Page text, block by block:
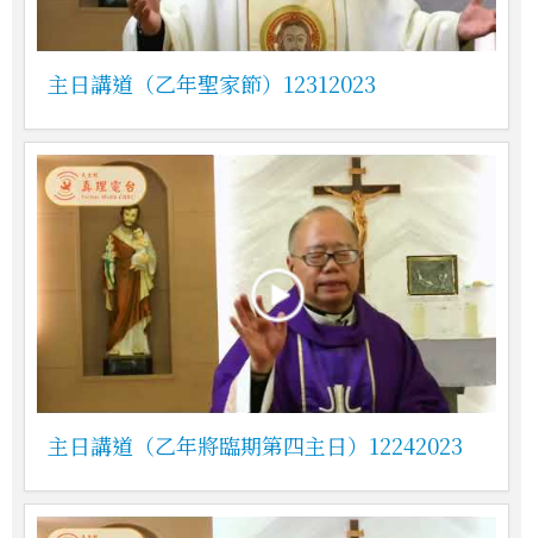
主日講道（乙年聖家節）12312023
主日講道（乙年將臨期第四主日）12242023